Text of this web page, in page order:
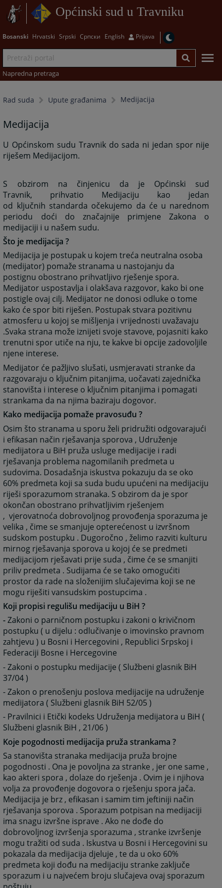
Općinski sud u Travniku
Bosanski Hrvatski Srpski Српски English Prijava
Napredna pretraga
Rad suda Upute građanima Medijacija
Medijacija
U Općinskom sudu Travnik do sada ni jedan spor nije
riješem Medijacijom.
S obzirom na činjenicu da je Općinski sud
Travnik, prihvatio Medijaciju kao jedan
od ključnih standarda očekujemo da će u narednom
periodu doći do značajnije primjene Zakona o
medijaciji i u našem sudu.
Što je medijacija ?
Medijacija je postupak u kojem treća neutralna osoba
(medijator) pomaže stranama u nastojanju da
postignu obostrano prihvatljivo rješenje spora.
Medijator uspostavlja i olakšava razgovor, kako bi one
postigle ovaj cilj. Medijator ne donosi odluke o tome
kako će spor biti riješen. Postupak stvara pozitivnu
atmosferu u kojoj se mišljenja i vrijednosti uvažavaju
.Svaka strana može iznijeti svoje stavove, pojasniti kako
trenutni spor utiče na nju, te kakve bi opcije zadovoljile
njene interese.
Medijator će pažljivo slušati, usmjeravati stranke da
razgovaraju o ključnim pitanjima, uočavati zajednička
stanovišta i interese o ključnim pitanjima i pomagati
strankama da na njima baziraju dogovor.
Kako medijacija pomaže pravosuđu ?
Osim što stranama u sporu želi pridružiti odgovarajući
i efikasan način rješavanja sporova , Udruženje
medijatora u BiH pruža usluge medijacije i radi
rješavanja problema nagomilanih predmeta u
sudovima. Dosadašnja iskustva pokazuju da se oko
60% predmeta koji sa suda budu upućeni na medijaciju
riješi sporazumom stranaka. S obzirom da je spor
okončan obostrano prihvatljivim rješenjem
, vjerovatnoća dobrovoljnog provođenja sporazuma je
velika , čime se smanjuje opterećenost u izvršnom
sudskom postupku . Dugoročno , želimo razviti kulturu
mirnog rješavanja sporova u kojoj će se predmeti
medijacijom rješavati prije suda , čime će se smanjiti
priliv predmeta . Sudijama će se tako omogućiti
prostor da rade na složenijim slučajevima koji se ne
mogu riješiti vansudskim postupcima .
Koji propisi regulišu medijaciju u BiH ?
-Zakoni o parničnom postupku i zakoni o krivičnom
postupku ( u dijelu : odlučivanje o imovinsko pravnom
zahtjevu ) u Bosni i Hercegovini , Republici Srpskoj i
Federaciji Bosne i Hercegovine
- Zakoni o postupku medijacije ( Službeni glasnik BiH
37/04 )
- Zakon o prenošenju poslova medijacije na udruženje
medijatora ( Službeni glasnik BiH 52/05 )
- Pravilnici i Etički kodeks Udruženja medijatora u BiH (
Službeni glasnik BiH , 21/06 )
Koje pogodnosti medijacija pruža strankama ?
Sa stanovišta stranaka medijacija pruža brojne
pogodnosti . Ona je povoljna za stranke , jer one same ,
kao akteri spora , dolaze do rješenja . Ovim je i njihova
volja za provođenje dogovora o rješenju spora jača.
Medijacija je brz , efikasan i samim tim jeftiniji način
rješavanja sporova . Sporazum potpisan na medijaciji
ima snagu izvršne isprave . Ako ne dođe do
dobrovoljnog izvršenja sporazuma , stranke izvršenje
mogu tražiti od suda . Iskustva u Bosni i Hercegovini su
pokazala da medijacija djeluje , te da u oko 60%
predmeta koji dođu na medijaciju stranke zaključe
sporazum i u najvećem broju slučajeva ovaj sporazum